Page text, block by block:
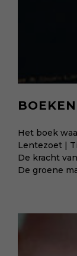
Het boek
Lentezoet |
De kracht
De groene